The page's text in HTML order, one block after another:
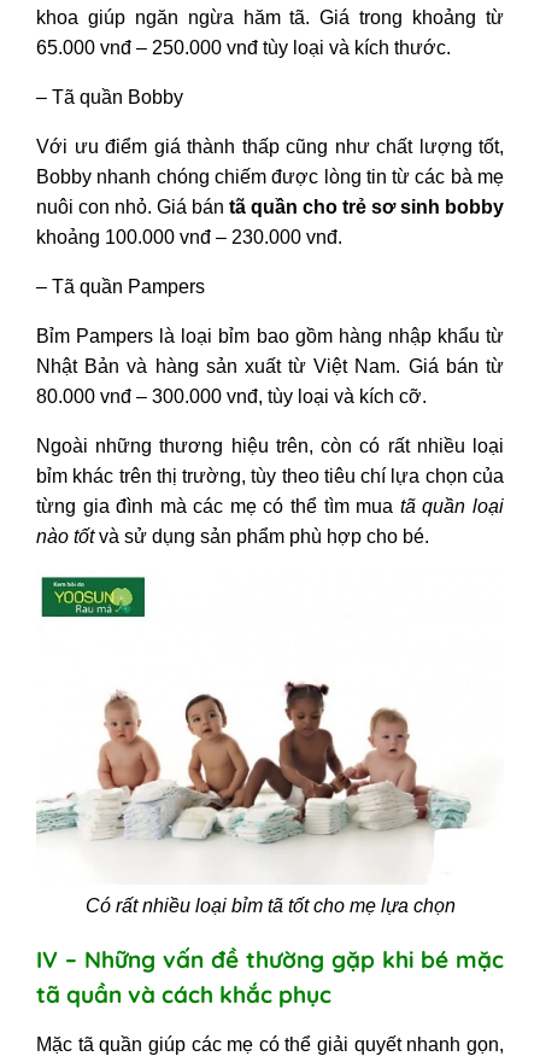
khoa giúp ngăn ngừa hăm tã. Giá trong khoảng từ
65.000 vnđ – 250.000 vnđ tùy loại và kích thước.
– Tã quần Bobby
Với ưu điểm giá thành thấp cũng như chất lượng tốt,
Bobby nhanh chóng chiếm được lòng tin từ các bà mẹ
nuôi con nhỏ. Giá bán tã quần cho trẻ sơ sinh bobby
khoảng 100.000 vnđ – 230.000 vnđ.
– Tã quần Pampers
Bỉm Pampers là loại bỉm bao gồm hàng nhập khẩu từ
Nhật Bản và hàng sản xuất từ Việt Nam. Giá bán từ
80.000 vnđ – 300.000 vnđ, tùy loại và kích cỡ.
Ngoài những thương hiệu trên, còn có rất nhiều loại
bỉm khác trên thị trường, tùy theo tiêu chí lựa chọn của
từng gia đình mà các mẹ có thể tìm mua tã quần loại
nào tốtvà sử dụng sản phẩm phù hợp cho bé.
Có rất nhiều loại bỉm tã tốt cho mẹ lựa chọn
IV – Những vấn đề thường gặp khi bé mặc
tã quần và cách khắc phục
Mặc tã quần giúp các mẹ có thể giải quyết nhanh gọn,